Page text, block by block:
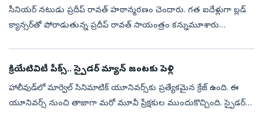
సీనియర్ నటుడు ప్రదీప్ రావత్ హఠాన్మరణం చెందారు. గత ఐదేళ్లుగా బ్లడ్‌
క్యాన్సర్‌తో పోరాడుతున్న ప్రదీప్ రావత్‌ సాయంత్రం కన్నుమూశారు
క్రియేటివిటీ పీక్స్.. స్పైడర్‌ మ్యాన్ జంటకు పెళ్లి
హాలీవుడ్‌లో మార్వెల్ సినిమాటిక్‌ యూనివర్స్‌కు ప్రత్యేకమైన క్రేజ్ ఉంది. ఈ
యూనివర్స్ నుంచి తాజాగా మరో మూవీ ప్రేక్షకుల ముందుకొచ్చింది. స్పైడర్